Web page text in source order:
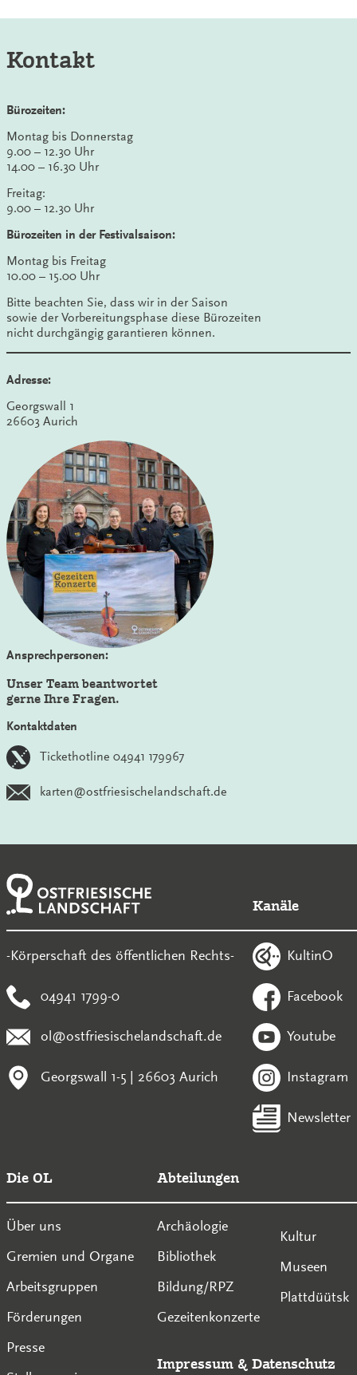
Kontakt
Bürozeiten:
Montag bis Donnerstag
9.00 – 12.30 Uhr
14.00 – 16.30 Uhr
Freitag:
9.00 – 12.30 Uhr
Bürozeiten in der Festivalsaison:
Montag bis Freitag
10.00 – 15.00 Uhr
Bitte beachten Sie, dass wir in der Saison
sowie der Vorbereitungsphase diese Bürozeiten
nicht durchgängig garantieren können.
Adresse:
Georgswall 1
26603 Aurich
Ansprechpersonen:
Unser Team beantwortet
gerne Ihre Fragen.
Kontaktdaten
Tickethotline 04941 179967
karten@ostfriesischelandschaft.de
-Körperschaft des öffentlichen Rechts-
04941 1799-0
ol@ostfriesischelandschaft.de
Georgswall 1-5 | 26603 Aurich
Kanäle
KultinO
Facebook
Youtube
Instagram
Newsletter
Die OL
Über uns
Gremien und Organe
Arbeitsgruppen
Förderungen
Presse
Abteilungen
Archäologie
Bibliothek
Bildung/RPZ
Gezeitenkonzerte
Kultur
Museen
Plattdüütsk
Impressum & Datenschutz